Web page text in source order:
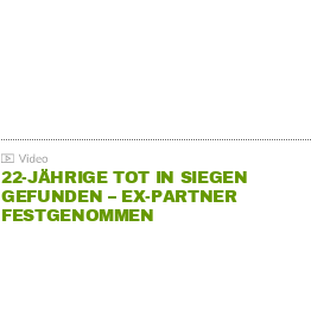
22-JÄHRIGE TOT IN SIEGEN
GEFUNDEN – EX-PARTNER
FESTGENOMMEN